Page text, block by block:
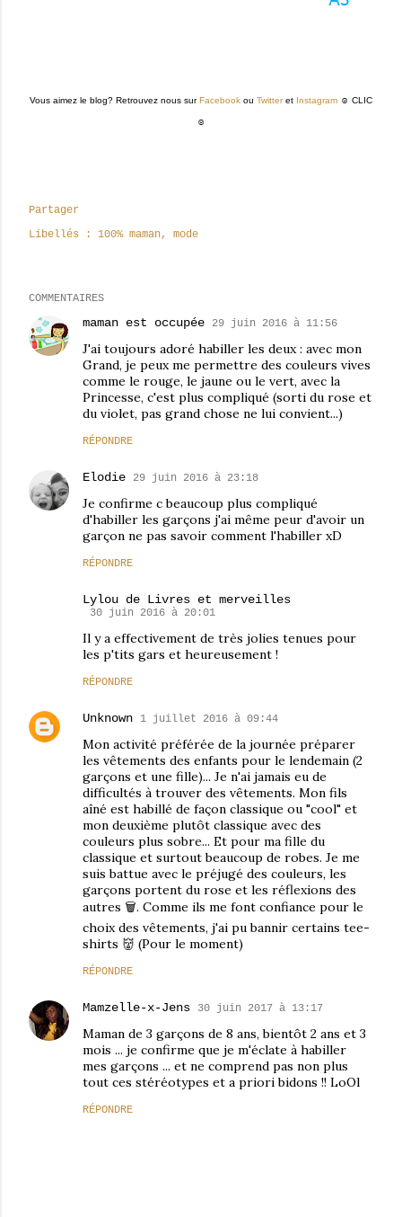
Vous aimez le blog? Retrouvez nous sur Facebook ou Twitteret Instagram ☺ CLIC
☺
Partager
Libellés :
100% maman mode
COMMENTAIRES
maman est occupée 29 juin 2016 à 11:56
J'ai toujours adoré habiller les deux : avec mon
Grand, je peux me permettre des couleurs vives
comme le rouge, le jaune ou le vert, avec la
Princesse, c'est plus compliqué (sorti du rose et
du violet, pas grand chose ne lui convient...)
RÉPONDRE
Elodie 29 juin 2016 à 23:18
Je confirme c beaucoup plus compliqué
d'habiller les garçons j'ai même peur d'avoir un
garçon ne pas savoir comment l'habiller xD
RÉPONDRE
Lylou de Livres et merveilles
30 juin 2016 à 20:01
Il y a effectivement de très jolies tenues pour
les p'tits gars et heureusement !
RÉPONDRE
Unknown 1 juillet 2016 à 09:44
Mon activité préférée de la journée préparer
les vêtements des enfants pour le lendemain (2
garçons et une fille)... Je n'ai jamais eu de
difficultés à trouver des vêtements. Mon fils
aîné est habillé de façon classique ou "cool" et
mon deuxième plutôt classique avec des
couleurs plus sobre... Et pour ma fille du
classique et surtout beaucoup de robes. Je me
suis battue avec le préjugé des couleurs, les
garçons portent du rose et les réflexions des
autres 🗑. Comme ils me font confiance pour le
choix des vêtements, j'ai pu bannir certains tee-
shirts 👹 (Pour le moment)
RÉPONDRE
Mamzelle-x-Jens 30 juin 2017 à 13:17
Maman de 3 garçons de 8 ans, bientôt 2 ans et 3
mois ... je confirme que je m'éclate à habiller
mes garçons ... et ne comprend pas non plus
tout ces stéréotypes et a priori bidons !! LoOl
RÉPONDRE